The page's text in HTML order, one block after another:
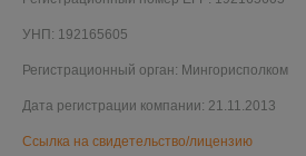
УНП: 192165605
Регистрационный орган: Мингорисполком
Дата регистрации компании: 21.11.2013
Ссылка на свидетельство/лицензию